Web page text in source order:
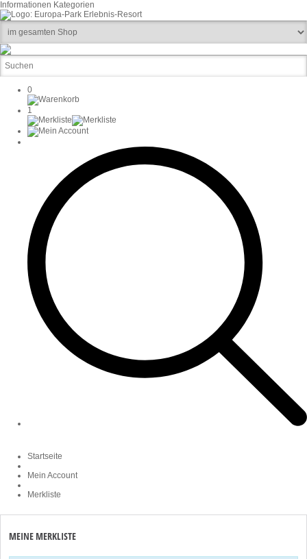
Informationen Kategorien
0
1
Startseite
Mein Account
Merkliste
MEINE MERKLISTE